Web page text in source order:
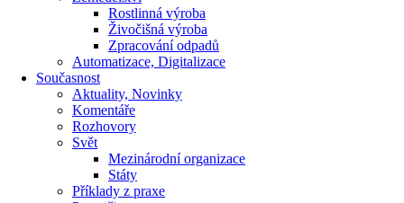
Rostlinná výroba
Živočišná výroba
Zpracování odpadů
Automatizace, Digitalizace
Současnost
Aktuality, Novinky
Komentáře
Rozhovory
Svět
Mezinárodní organizace
Státy
Příklady z praxe